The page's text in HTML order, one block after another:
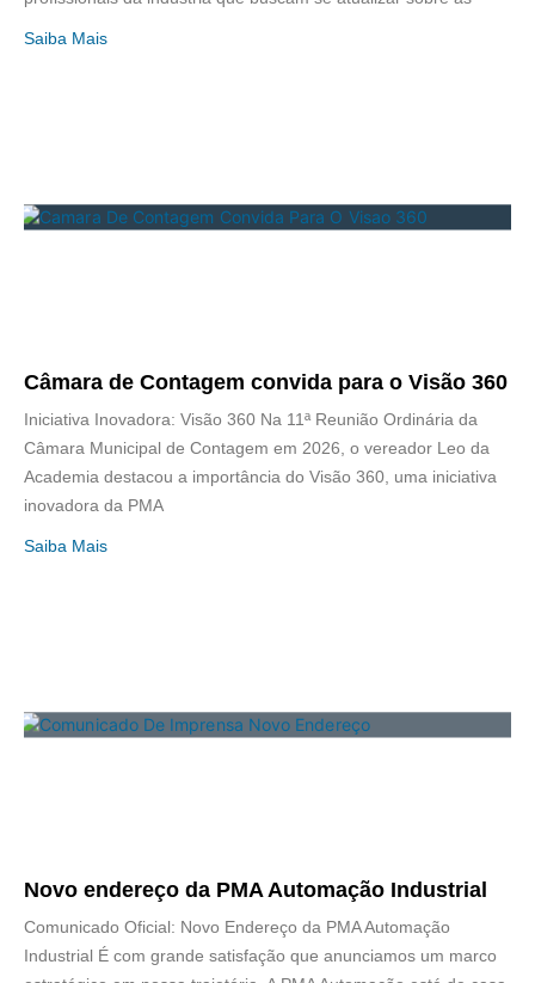
Saiba Mais
Câmara de Contagem convida para o Visão 360
Iniciativa Inovadora: Visão 360 Na 11ª Reunião Ordinária da
Câmara Municipal de Contagem em 2026, o vereador Leo da
Academia destacou a importância do Visão 360, uma iniciativa
inovadora da PMA
Saiba Mais
Novo endereço da PMA Automação Industrial
Comunicado Oficial: Novo Endereço da PMA Automação
Industrial É com grande satisfação que anunciamos um marco